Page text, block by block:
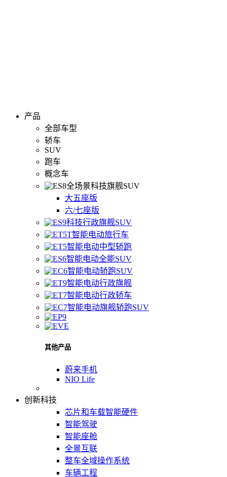
产品
全部车型
轿车
SUV
跑车
概念车
全场景科技旗舰SUV
大五座版
六/七座版
科技行政旗舰SUV
智能电动旅行车
智能电动中型轿跑
智能电动全能SUV
智能电动轿跑SUV
智能电动行政旗舰
智能电动行政轿车
智能电动旗舰轿跑SUV
其他产品
蔚来手机
NIO Life
创新科技
芯片和车载智能硬件
智能驾驶
智能座舱
全景互联
整车全域操作系统
车辆工程